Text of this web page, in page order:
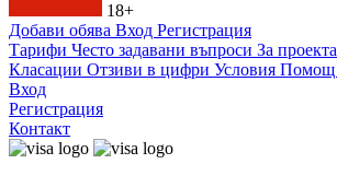
18+
Добави обява Вход Регистрация
Тарифи Често задавани въпроси За проекта
Класации Отзиви в цифри Условия Помощ
Вход
Регистрация
Контакт